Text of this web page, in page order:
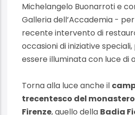
Michelangelo Buonarroti e
Galleria dell’Accademia -
recente intervento di
occasioni di iniziative
essere illuminata con luce di
Torna alla luce anche il
trecentesco del
Firenze, quello della Badia